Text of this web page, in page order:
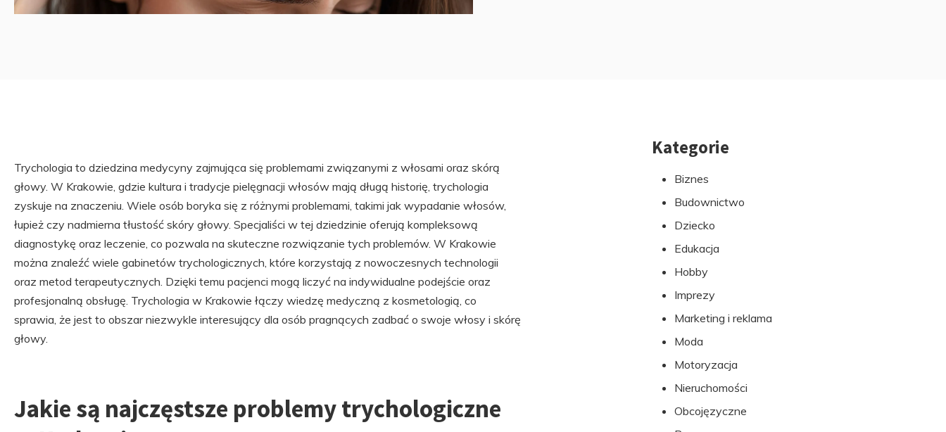
Trychologia to dziedzina medycyny zajmująca się problemami związanymi z włosami oraz skórą
głowy. W Krakowie, gdzie kultura i tradycje pielęgnacji włosów mają długą historię, trychologia
zyskuje na znaczeniu. Wiele osób boryka się z różnymi problemami, takimi jak wypadanie włosów,
łupież czy nadmierna tłustość skóry głowy. Specjaliści w tej dziedzinie oferują kompleksową
diagnostykę oraz leczenie, co pozwala na skuteczne rozwiązanie tych problemów. W Krakowie
można znaleźć wiele gabinetów trychologicznych, które korzystają z nowoczesnych technologii
oraz metod terapeutycznych. Dzięki temu pacjenci mogą liczyć na indywidualne podejście oraz
profesjonalną obsługę. Trychologia w Krakowie łączy wiedzę medyczną z kosmetologią, co
sprawia, że jest to obszar niezwykle interesujący dla osób pragnących zadbać o swoje włosy i skórę
głowy.
Jakie są najczęstsze problemy trychologiczne
PrzejdźKategorie
Biznes
Budownictwo
Dziecko
Edukacja
Hobby
Imprezy
Marketing i reklama
Moda
Motoryzacja
Nieruchomości
Obcojęzyczne